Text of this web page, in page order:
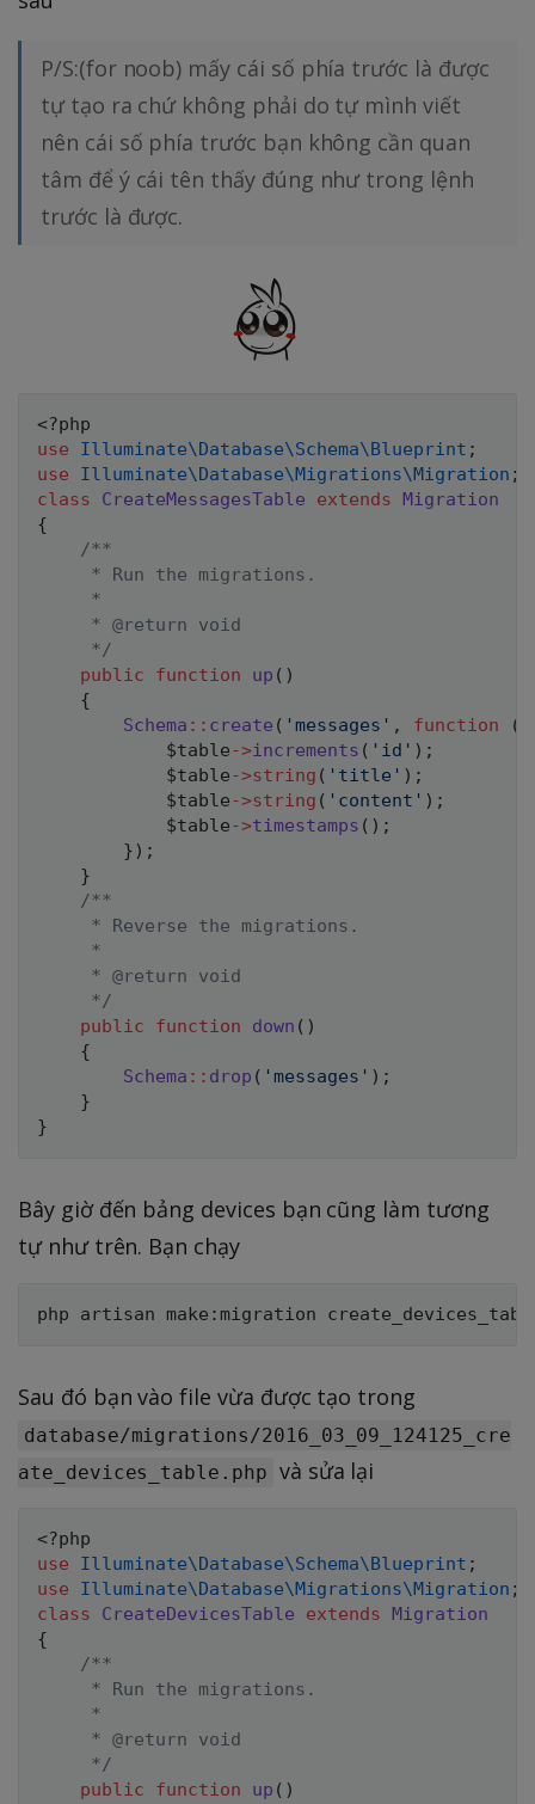
P/S:(for noob) mấy cái số phía trước là được
tự tạo ra chứ không phải do tự mình viết
nên cái số phía trước bạn không cần quan
tâm để ý cái tên thấy đúng như trong lệnh
trước là được.
<?php
use
Illuminate\Database\Schema\Blueprint ;
use
Illuminate\Database\Migrations\Migration ;
class
CreateMessagesTable extends Migration
{
/**
     * Run the migrations.
     *
     * @return void
     */
public
function up ( )
{
Schema :: create ( 'messages' , function (
$table->increments ( 'id' ) ;
$table->string ( 'title' ) ;
$table->string ( 'content' ) ;
$table->timestamps ( ) ;
} ) ;
}
/**
     * Reverse the migrations.
     *
     * @return void
     */
public
function down ( )
{
Schema :: drop ( 'messages' ) ;
}
}
Bây giờ đến bảng devices bạn cũng làm tương
tự như trên. Bạn chạy
Sau đó bạn vào file vừa được tạo trong
database/migrations/2016_03_09_124125_cre
ate_devices_table.php và sửa lại
<?php
use
Illuminate\Database\Schema\Blueprint ;
use
Illuminate\Database\Migrations\Migration ;
class
CreateDevicesTable extends Migration
{
/**
     * Run the migrations.
     *
     * @return void
     */
public
function up ( )